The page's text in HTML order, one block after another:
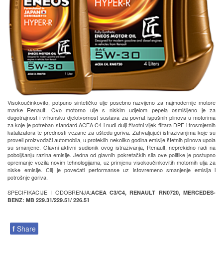
Visokoučinkovito, potpuno sintetičko ulje posebno razvijeno za najmodernije motore
marke Renault. Ovo motorno ulje s niskim udjelom pepela osmišljeno je za
dugotrajnost i vrhunsku djelotvornost sustava za povrat ispušnih plinova u motorima
za koje je potreban standard ACEA C4 i nudi dulji životni vijek filtara DPF i trosmjernih
katalizatora te prednosti vezane za uštedu goriva. Zahvaljujući istraživanjima koje su
proveli proizvođači automobila, u proteklih nekoliko godina emisije štetnih plinova upola
su smanjene. Glavni aktivni sudionik ovog istraživanja, Renault, neprekidno radi na
poboljšanju razina emisije. Jedna od glavnih pokretačkih sila ove politike je postupno
opremanje vozila novim tehnologijama, uz primjenu visokoučinkovitih motornih ulja za
niske emisije. Cilj je povećati performanse uz istovremeno smanjenje emisija i
potrošnje goriva.
SPECIFIKACIJE I ODOBRENJA:ACEA C3/C4, RENAULT RN0720, MERCEDES-
BENZ: MB 229.31/229.51/ 226.51
f Share